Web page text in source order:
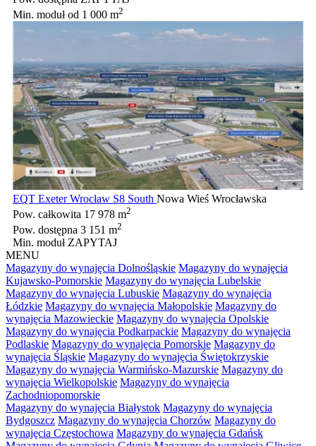
Min. modułod 1 000 m2
EQT Exeter Wrocław S8 South Nowa Wieś Wrocławska
Pow. całkowita 17 978 m2
Pow. dostępna 3 151 m2
Min. moduł ZAPYTAJ
MENU
Magazyny do wynajęcia Dolnośląskie Magazyny do wynajęcia
Kujawsko-Pomorskie Magazyny do wynajęcia Lubelskie
Magazyny do wynajęcia Lubuskie Magazyny do wynajęcia
Łódzkie Magazyny do wynajęcia Małopolskie Magazyny do
wynajęcia Mazowieckie Magazyny do wynajęcia Opolskie
Magazyny do wynajęcia Podkarpackie Magazyny do wynajęcia
Podlaskie Magazyny do wynajęcia Pomorskie Magazyny do
wynajęcia Śląskie Magazyny do wynajęcia Świętokrzyskie
Magazyny do wynajęcia Warmińsko-Mazurskie Magazyny do
wynajęcia Wielkopolskie Magazyny do wynajęcia
Zachodniopomorskie
Magazyny do wynajęcia Białystok Magazyny do wynajęcia
Bydgoszcz Magazyny do wynajęcia Chorzów Magazyny do
wynajęcia Częstochowa Magazyny do wynajęcia Gdańsk